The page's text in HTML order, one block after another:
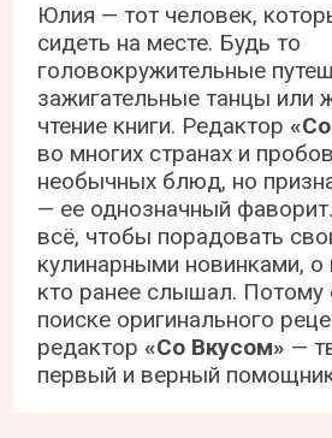
Юлия — тот человек,
сидеть на месте. Будь то
головокружительные
зажигательные танцы или
чтение книги. Редактор
во многих странах и
необычных блюд, но
— ее однозначный
всё, чтобы порадовать
кулинарными новинками,
кто ранее слышал. Потому
поиске оригинального
редактор«Со Вкусом» —
первый и верный